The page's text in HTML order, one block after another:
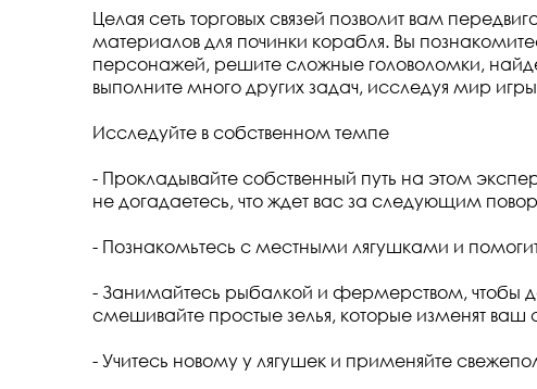
Целая сеть торговых связей позволит вам
материалов для починки корабля. Вы
персонажей, решите сложные головоломки,
выполните много других задач, исследуя мир
Исследуйте в собственном темпе
- Прокладывайте собственный путь на этом
не догадаетесь, что ждет вас за следующим
- Познакомьтесь с местными лягушками и
- Занимайтесь рыбалкой и фермерством, чтобы
смешивайте простые зелья, которые изменят
- Учитесь новому у лягушек и применяйте